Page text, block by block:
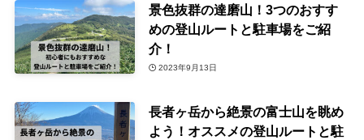
景色抜群の達磨山！3つのおすす
めの登山ルートと駐車場をご紹
介！
2023年9月13日
長者ヶ岳から絶景の富士山を眺め
よう！オススメの登山ルートと駐